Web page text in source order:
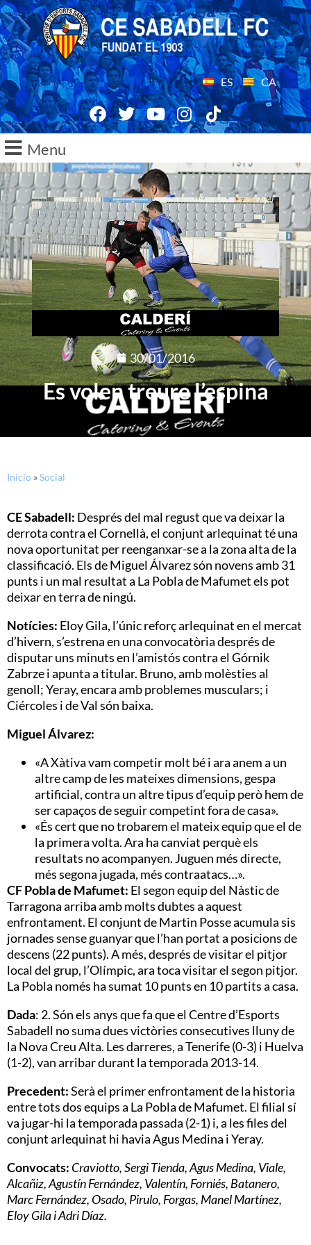
ES CA
Menu
30/01/2016
Es volen treure l’espina
Inicio »Social
CE Sabadell: Després del mal regust que va deixar la
derrota contra el Cornellà, el conjunt arlequinat té una
nova oportunitat per reenganxar-se a la zona alta de la
classificació. Els de Miguel Álvarez són novens amb 31
punts i un mal resultat a La Pobla de Mafumet els pot
deixar en terra de ningú.
Notícies: Eloy Gila, l’únic reforç arlequinat en el mercat
d’hivern, s’estrena en una convocatòria després de
disputar uns minuts en l’amistós contra el Górnik
Zabrze i apunta a titular. Bruno, amb molèsties al
genoll; Yeray, encara amb problemes musculars; i
Ciércoles i de Val són baixa.
Miguel Álvarez:
«A Xàtiva vam competir molt bé i ara anem a un
altre camp de les mateixes dimensions, gespa
artificial, contra un altre tipus d’equip però hem de
ser capaços de seguir competint fora de casa».
«És cert que no trobarem el mateix equip que el de
la primera volta. Ara ha canviat perquè els
resultats no acompanyen. Juguen més directe,
més segona jugada, més contraatacs…».
CF Pobla de Mafumet: El segon equip del Nàstic de
Tarragona arriba amb molts dubtes a aquest
enfrontament. El conjunt de Martin Posse acumula sis
jornades sense guanyar que l’han portat a posicions de
descens (22 punts). A més, després de visitar el pitjor
local del grup, l’Olímpic, ara toca visitar el segon pitjor.
La Pobla només ha sumat 10 punts en 10 partits a casa.
Dada: 2. Són els anys que fa que el Centre d’Esports
Sabadell no suma dues victòries consecutives lluny de
la Nova Creu Alta. Les darreres, a Tenerife (0-3) i Huelva
(1-2), van arribar durant la temporada 2013-14.
Precedent:Serà el primer enfrontament de la historia
entre tots dos equips a La Pobla de Mafumet. El filial sí
va jugar-hi la temporada passada (2-1) i, a les files del
conjunt arlequinat hi havia Agus Medina i Yeray.
Convocats: Craviotto, Sergi Tienda, Agus Medina, Viale,
Alcañiz, Agustín Fernández, Valentín, Forniés, Batanero,
Marc Fernández, Osado, Pirulo, Forgas, Manel Martínez,
Eloy Gila i Adri Díaz.